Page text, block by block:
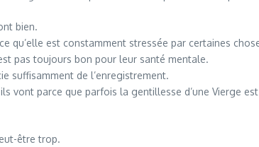
bien.
qu’elle est constamment stressée par certaines
pas toujours bon pour leur santé mentale.
suffisamment de l’enregistrement.
vont parce que parfois la gentillesse d’une Vierge
être trop.